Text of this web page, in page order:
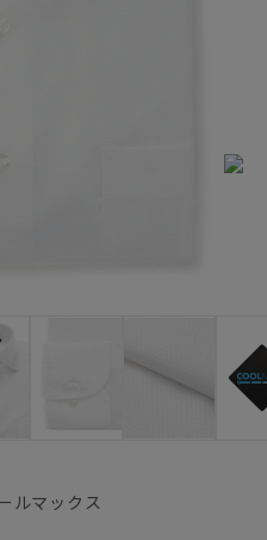
ルマックス